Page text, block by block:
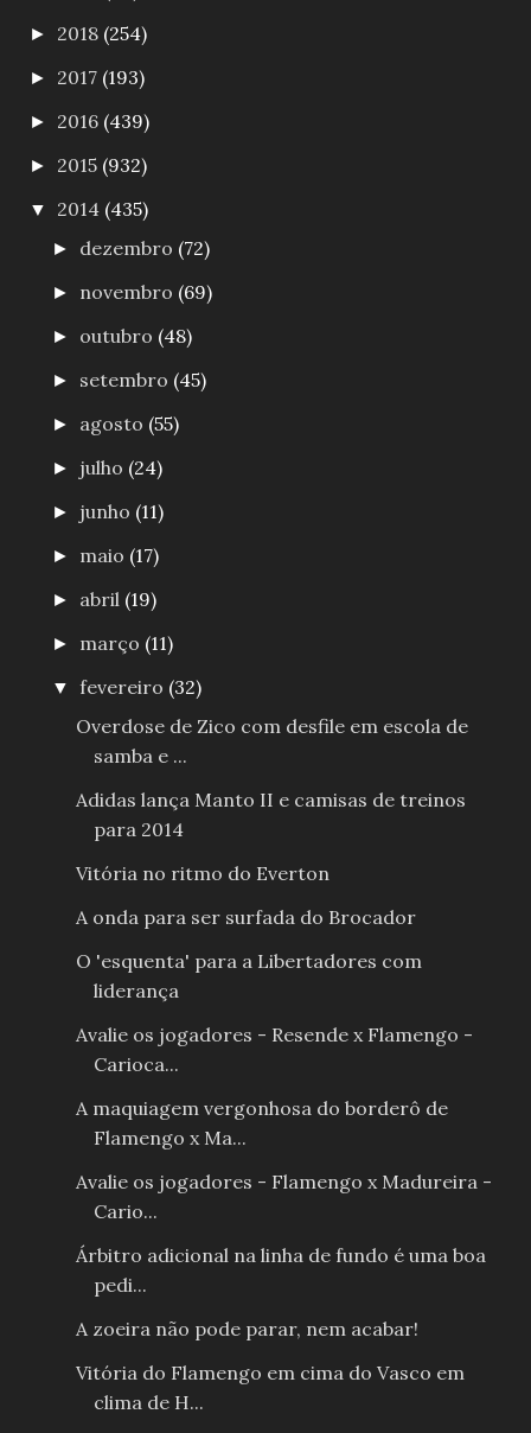
► 2018 (254)
► 2017 (193)
► 2016 (439)
► 2015 (932)
▼ 2014 (435)
► dezembro (72)
► novembro (69)
► outubro (48)
► setembro (45)
► agosto (55)
► julho (24)
► junho (11)
► maio (17)
► abril (19)
► março (11)
▼fevereiro (32)
Overdose de Zico com desfile em escola de
samba e ...
Adidas lança Manto II e camisas de treinos
para 2014
Vitória no ritmo do Everton
A onda para ser surfada do Brocador
O 'esquenta' para a Libertadores com
liderança
Avalie os jogadores - Resende x Flamengo -
Carioca...
A maquiagem vergonhosa do borderô de
Flamengo x Ma...
Avalie os jogadores - Flamengo x Madureira -
Cario...
Árbitro adicional na linha de fundo é uma boa
pedi...
A zoeira não pode parar, nem acabar!
Vitória do Flamengo em cima do Vasco em
clima de H...